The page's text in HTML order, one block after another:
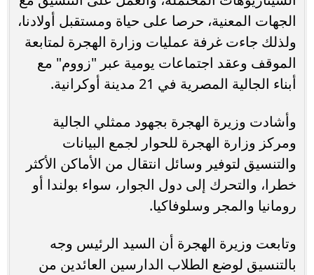
الجهات المعنية، حرصا على حياة ومستقبل أولادنا،
ولذلك جاءت غرفة عمليات وزارة الهجرة لمتابعة
الموقف وعقد اجتماعات يومية عبر "زووم" مع
أبناء الجالية المصرية في 21 مدينة أوكرانية.
وأشادت وزيرة الهجرة بجهود ممثلي الجالية
ومركز وزارة الهجرة للحوار لجمع البيانات
والتنسيق لتوفير وسائل انتقال من الأماكن الأكثر
خطرا، والتحرك إلى دول الجوار، سواء بولندا أو
رومانيا والمجر وسلوفاكيا.
وتابعت وزيرة الهجرة أن السيد الرئيس وجه
بالتنسيق لوضع الطلاب الدارسين العائدين من